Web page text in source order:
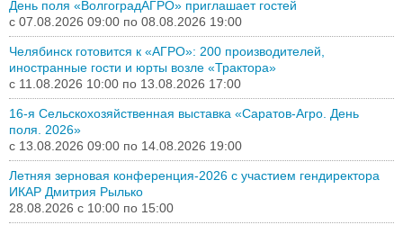
День поля «ВолгоградАГРО» приглашает гостей
с 07.08.2026 09:00 по 08.08.2026 19:00
Челябинск готовится к «АГРО»: 200 производителей,
иностранные гости и юрты возле «Трактора»
с 11.08.2026 10:00 по 13.08.2026 17:00
16-я Сельскохозяйственная выставка «Саратов-Агро. День
поля. 2026»
с 13.08.2026 09:00 по 14.08.2026 19:00
Летняя зерновая конференция-2026 с участием гендиректора
ИКАР Дмитрия Рылько
28.08.2026 с 10:00 по 15:00